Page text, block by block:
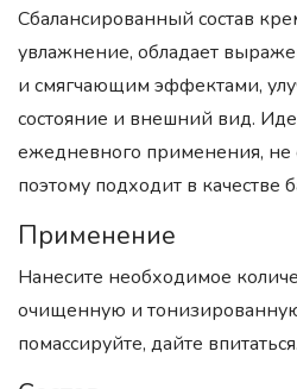
Сбалансированный состав
увлажнение, обладает
и смягчающим эффектами,
состояние и внешний вид.
ежедневного применения, не
поэтому подходит в качестве
Применение
Hанесите необходимое
очищенную и
помассируйте, дайте впитаться.